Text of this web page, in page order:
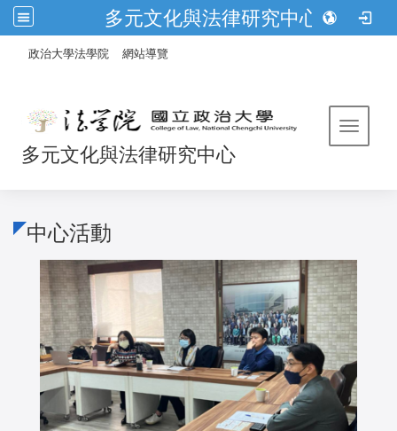
多元文化與法律研究中心
政治大學法學院 網站導覽
Toggle
多元文化與法律研究中心
中心活動